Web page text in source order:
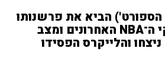
הספורט') הביא את פרשנותו
על תוצאות משחקי ה־NBA האחרונים ומצב
ניצחו והלייקרס הפסידו